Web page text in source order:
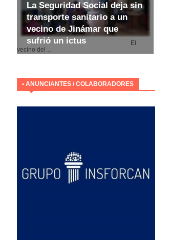
La Seguridad Social deja sin
transporte sanitario a un
vecino de Jinámar que
sufrió un ictus
El
vecino del ...
• ANUNCIANTES / COLABORADORES